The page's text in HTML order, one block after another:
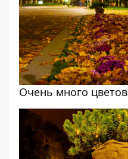
Очень много цветов